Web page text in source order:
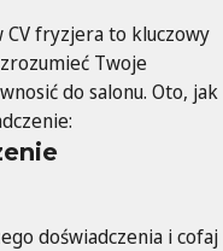
CV fryzjera to kluczowy
Twoje
do salonu. Oto, jak
doświadczenia i cofaj